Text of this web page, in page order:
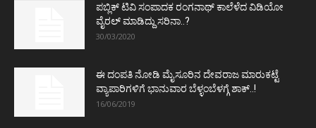
ಪಬ್ಲಿಕ್ ಟಿವಿ ಸಂಪಾದಕ ರಂಗನಾಥ್ ಕಾಲೆಳೆದ ವಿಡಿಯೋ
ವೈರಲ್ ಮಾಡಿದ್ದು ಸರಿನಾ..?
30/03/2020
ಈ ದಂಪತಿ ನೋಡಿ ಮೈಸೂರಿನ ದೇವರಾಜ ಮಾರುಕಟ್ಟೆ
ವ್ಯಾಪಾರಿಗಳಿಗೆ ಭಾನುವಾರ ಬೆಳ್ಳಂಬೆಳಗ್ಗೆ ಶಾಕ್..!
16/06/2019